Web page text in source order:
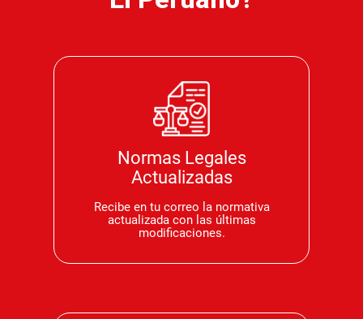
Normas Legales
Actualizadas
Recibe en tu correo la normativa
actualizada con las últimas
modificaciones.